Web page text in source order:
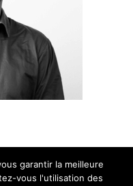
droits réservés |Mentions
garantir la meilleure
vous l'utilisation des